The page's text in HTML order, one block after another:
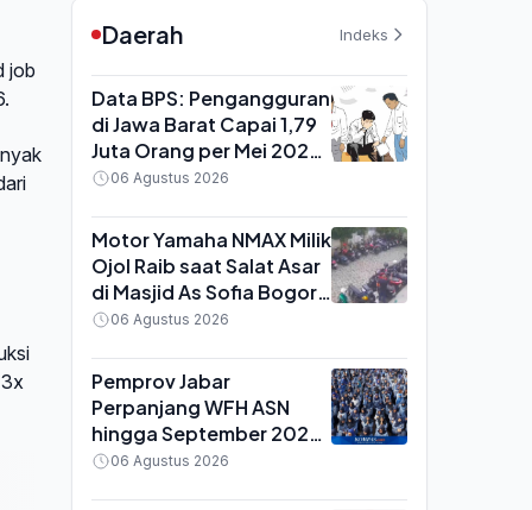
job
Daerah Indeks
Data BPS: Pengangguran
di Jawa Barat Capai 1,79
Juta Orang per Mei 2026,
TPT Turun Tipis
06 Agustus 2026
Motor Yamaha NMAX Milik
Ojol Raib saat Salat Asar
di Masjid As Sofia Bogor,
Terekam CCTV
06 Agustus 2026
Pemprov Jabar
Perpanjang WFH ASN
hingga September 2026,
Dedi Mulyadi Sebut Hasil
06 Agustus 2026